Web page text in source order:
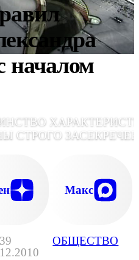
ОБЩЕСТВО
началом
СТРОГО
Макс